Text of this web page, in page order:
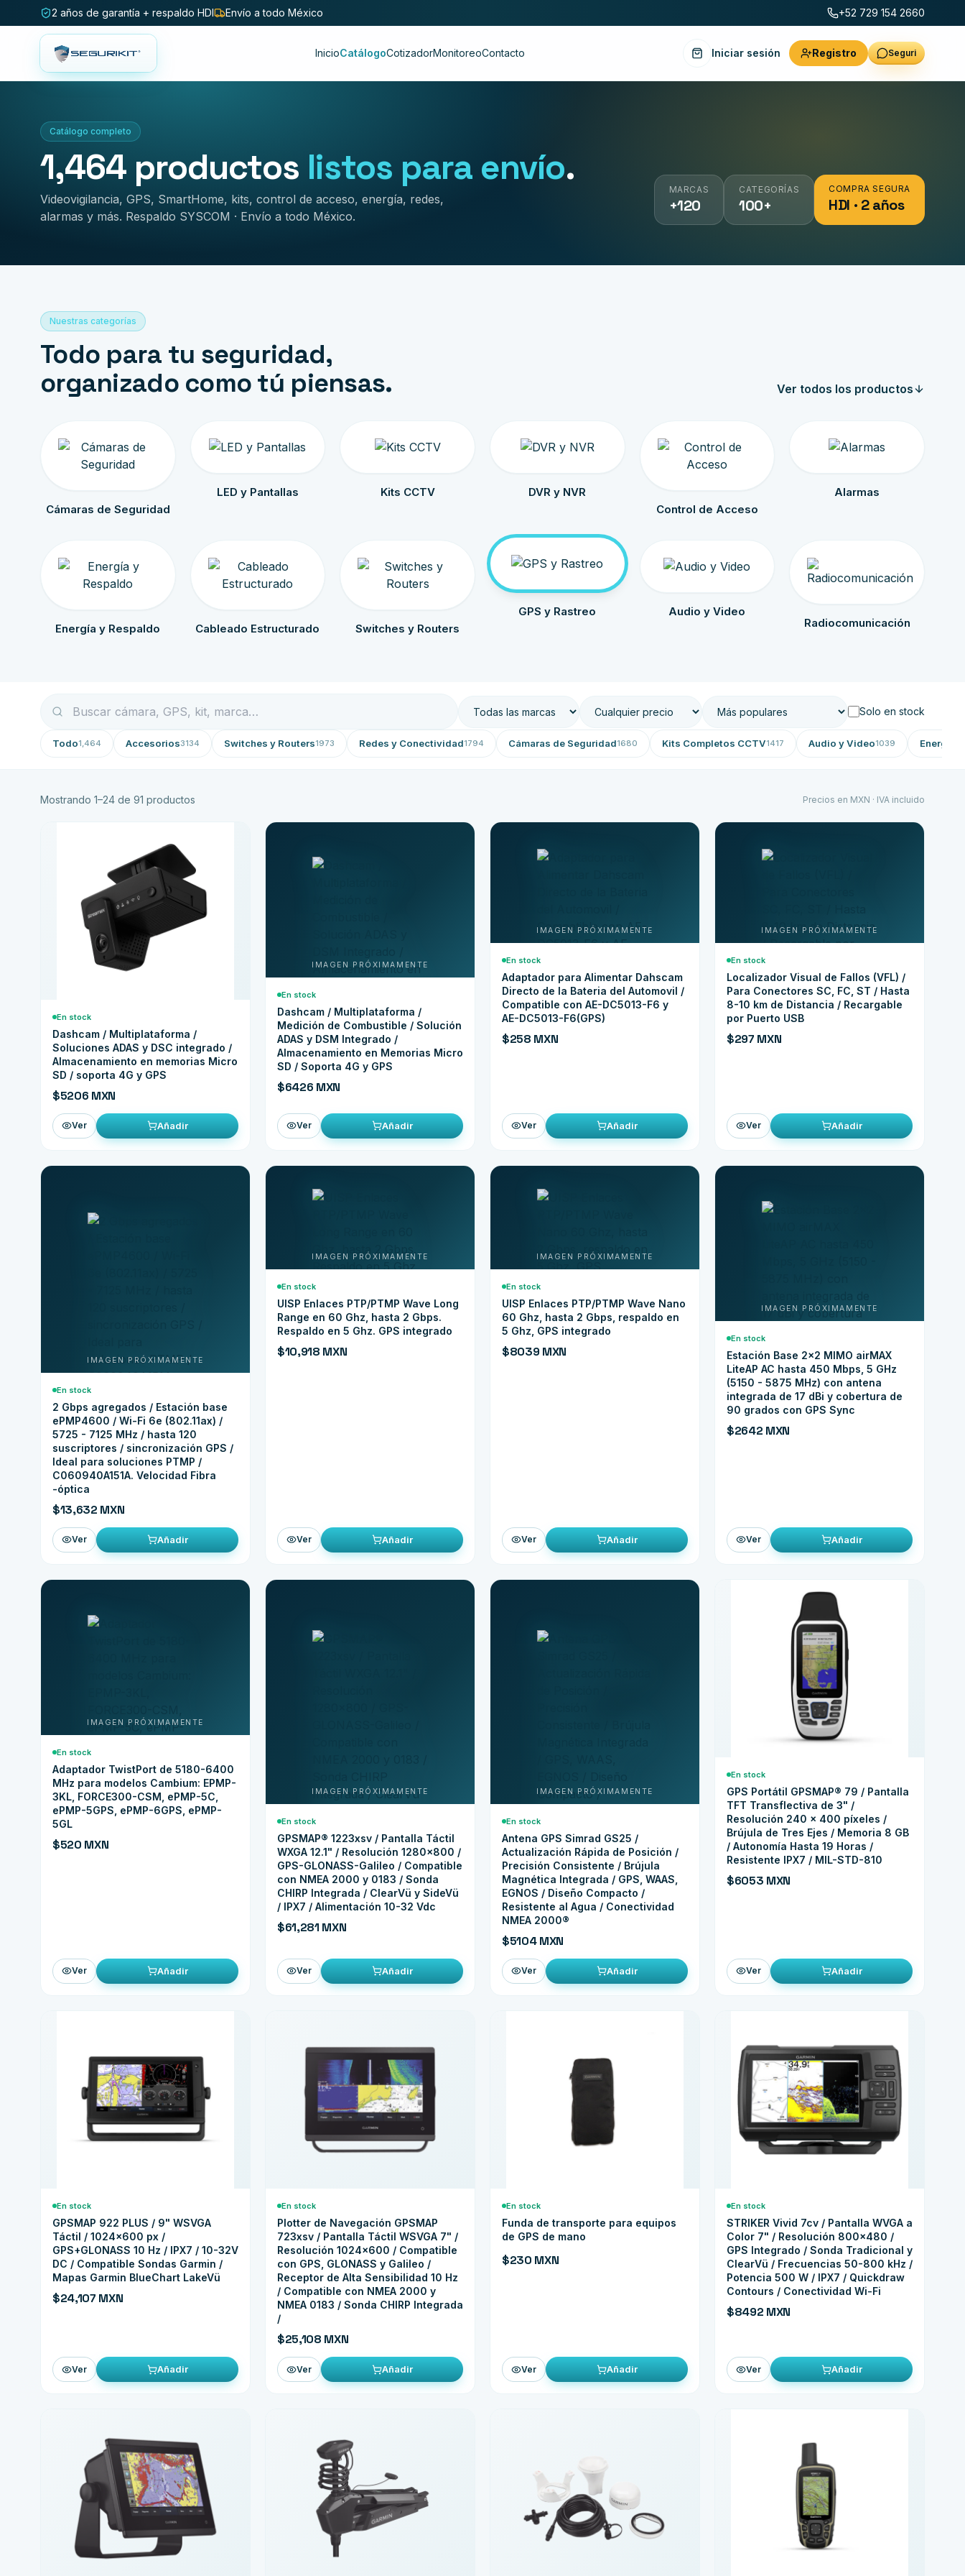
2 años de garantía + respaldo HDI Envío a todo México +52 729 154 2660
InicioCatálogoCotizadorMonitoreoContacto Iniciar sesión Registro Seguri
Catálogo completo
1,464 productos listos para envío.
Videovigilancia, GPS, SmartHome, kits, control de acceso, energía, redes,
alarmas y más. Respaldo SYSCOM · Envío a todo México.
MARCAS
+120
CATEGORÍAS
100+
COMPRA SEGURA
HDI · 2 años
Nuestras categorías
Todo para tu seguridad,
organizado como tú piensas.
Ver todos los productos
Cámaras de Seguridad
LED y Pantallas Kits CCTV
DVR y NVR
Control de Acceso
Alarmas
Energía y Respaldo Cableado Estructurado Switches y Routers
GPS y Rastreo
Audio y Video
Radiocomunicación
Solo en stock
Todo1,464 Accesorios3134 Switches y Routers1973 Redes y Conectividad1794 Cámaras de Seguridad1680 Kits Completos CCTV1417 Audio y Video1039 Energía
Mostrando 1–24 de 91 productos Precios en MXN · IVA incluido
En stock
Dashcam / Multiplataforma /
Soluciones ADAS y DSC integrado /
Almacenamiento en memorias Micro
SD / soporta 4G y GPS
$5206 MXN
Ver Añadir
En stock
Dashcam / Multiplataforma /
Medición de Combustible / Solución
ADAS y DSM Integrado /
Almacenamiento en Memorias Micro
SD / Soporta 4G y GPS
$6426 MXN
Ver Añadir
En stock
Adaptador para Alimentar Dahscam
Directo de la Bateria del Automovil /
Compatible con AE-DC5013-F6 y
AE-DC5013-F6(GPS)
$258 MXN
Ver Añadir
En stock
Localizador Visual de Fallos (VFL) /
Para Conectores SC, FC, ST / Hasta
8-10 km de Distancia / Recargable
por Puerto USB
$297 MXN
Ver Añadir
En stock
2 Gbps agregados / Estación base
ePMP4600 / Wi-Fi 6e (802.11ax) /
5725 - 7125 MHz / hasta 120
suscriptores / sincronización GPS /
Ideal para soluciones PTMP /
C060940A151A. Velocidad Fibra
-óptica
$13,632 MXN
Ver Añadir
En stock
UISP Enlaces PTP/PTMP Wave Long
Range en 60 Ghz, hasta 2 Gbps.
Respaldo en 5 Ghz. GPS integrado
$10,918 MXN
Ver Añadir
En stock
UISP Enlaces PTP/PTMP Wave Nano
60 Ghz, hasta 2 Gbps, respaldo en
5 Ghz, GPS integrado
$8039 MXN
Ver Añadir
En stock
Estación Base 2x2 MIMO airMAX
LiteAP AC hasta 450 Mbps, 5 GHz
(5150 - 5875 MHz) con antena
integrada de 17 dBi y cobertura de
90 grados con GPS Sync
$2642 MXN
Ver Añadir
En stock
Adaptador TwistPort de 5180-6400
MHz para modelos Cambium: EPMP-
3KL, FORCE300-CSM, ePMP-5C,
ePMP-5GPS, ePMP-6GPS, ePMP-
5GL
$520 MXN
Ver Añadir
En stock
GPSMAP® 1223xsv / Pantalla Táctil
WXGA 12.1" / Resolución 1280x800 /
GPS-GLONASS-Galileo / Compatible
con NMEA 2000 y 0183 / Sonda
CHIRP Integrada / ClearVü y SideVü
/ IPX7 / Alimentación 10-32 Vdc
$61,281 MXN
Ver Añadir
En stock
Antena GPS Simrad GS25 /
Actualización Rápida de Posición /
Precisión Consistente / Brújula
Magnética Integrada / GPS, WAAS,
EGNOS / Diseño Compacto /
Resistente al Agua / Conectividad
NMEA 2000®
$5104 MXN
Ver Añadir
En stock
GPS Portátil GPSMAP® 79 / Pantalla
TFT Transflectiva de 3" /
Resolución 240 x 400 píxeles /
Brújula de Tres Ejes / Memoria 8 GB
/ Autonomía Hasta 19 Horas /
Resistente IPX7 / MIL-STD-810
$6053 MXN
Ver Añadir
En stock
GPSMAP 922 PLUS / 9" WSVGA
Táctil / 1024x600 px /
GPS+GLONASS 10 Hz / IPX7 / 10-32V
DC / Compatible Sondas Garmin /
Mapas Garmin BlueChart LakeVü
$24,107 MXN
Ver Añadir
En stock
Plotter de Navegación GPSMAP
723xsv / Pantalla Táctil WSVGA 7" /
Resolución 1024x600 / Compatible
con GPS, GLONASS y Galileo /
Receptor de Alta Sensibilidad 10 Hz
/ Compatible con NMEA 2000 y
NMEA 0183 / Sonda CHIRP Integrada
/
$25,108 MXN
Ver Añadir
En stock
Funda de transporte para equipos
de GPS de mano
$230 MXN
Ver Añadir
En stock
STRIKER Vivid 7cv / Pantalla WVGA a
Color 7" / Resolución 800x480 /
GPS Integrado / Sonda Tradicional y
ClearVü / Frecuencias 50-800 kHz /
Potencia 500 W / IPX7 / Quickdraw
Contours / Conectividad Wi-Fi
$8492 MXN
Ver Añadir